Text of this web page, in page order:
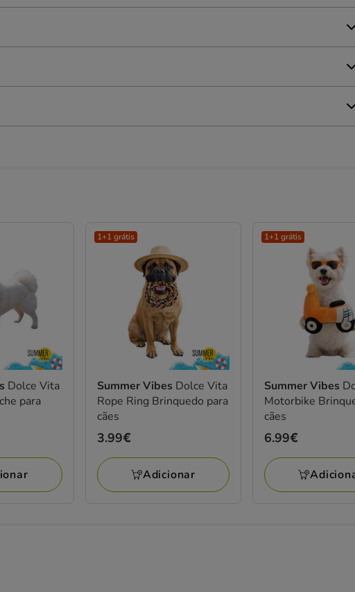
Dolce Vita
para
1+1 grátis
Summer Vibes Dolce Vita
Rope Ring Brinquedo para
cães
Preço
3.99€
3.99€
Adicionar
1+1 grátis
Summer Vibes
Motorbike
cães
Preço
6.99€
6.99€